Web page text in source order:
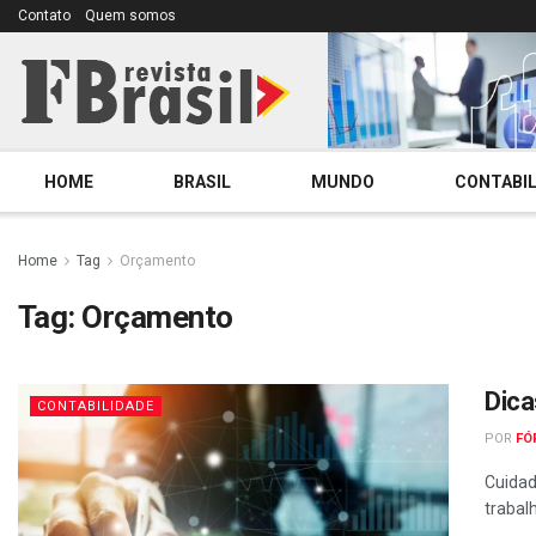
Contato Quem somos
HOME BRASIL MUNDO
Home Tag Orçamento
Tag: Orçamento
CONTABILIDADE
POR